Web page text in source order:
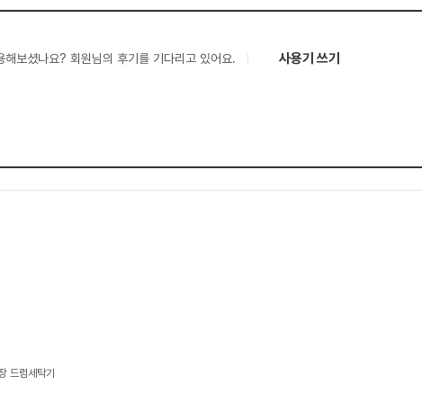
해보셨나요? 회원님의 후기를 기다리고 있어요. 사용기 쓰기
드럼세탁기